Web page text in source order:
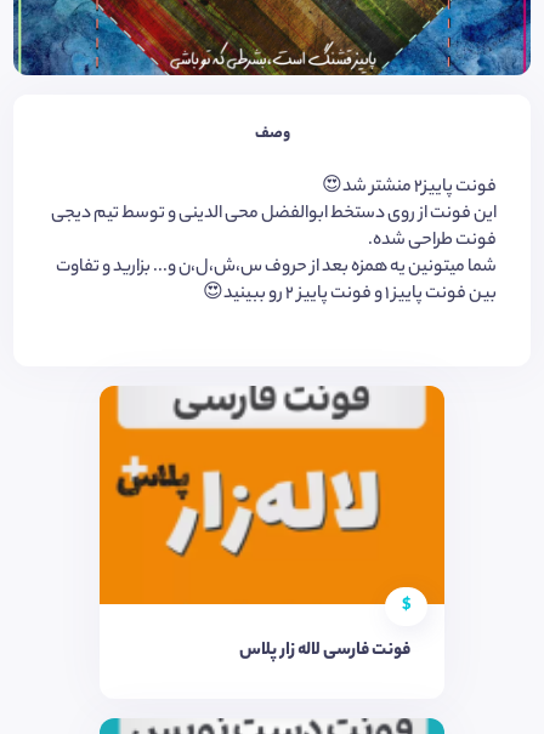
وصف
فونت پاییز۲ منشتر شد😍
این فونت از روی دستخط ابوالفضل محی الدینی و توسط تیم دیجی
فونت طراحی شده.
شما میتونین یه همزه بعد از حروف س،ش،ل،ن و... بزارید و تفاوت
بین فونت پاییز ۱ و فونت پاییز ۲ رو ببینید😍
$
فونت فارسی لاله زار پلاس